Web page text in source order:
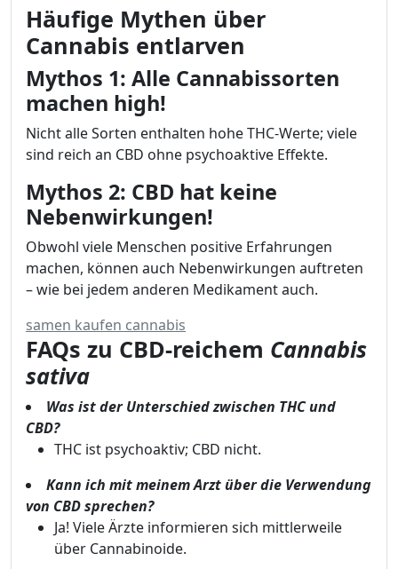
Häufige Mythen über
Cannabis entlarven
Mythos 1: Alle Cannabissorten
machen high!
Nicht alle Sorten enthalten hohe THC-Werte; viele
sind reich an CBD ohne psychoaktive Effekte.
Mythos 2: CBD hat keine
Nebenwirkungen!
Obwohl viele Menschen positive Erfahrungen
machen, können auch Nebenwirkungen auftreten
– wie bei jedem anderen Medikament auch.
samen kaufen cannabis
FAQs zu CBD-reichem Cannabis
sativa
Was ist der Unterschied zwischen THC und
CBD?
THC ist psychoaktiv; CBD nicht.
Kann ich mit meinem Arzt über die Verwendung
von CBD sprechen?
Ja! Viele Ärzte informieren sich mittlerweile
über Cannabinoide.